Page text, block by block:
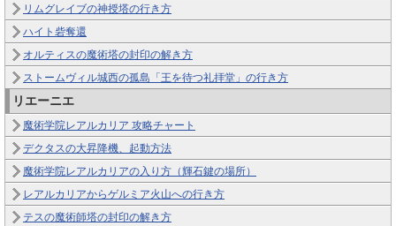
リムグレイブの神授塔の行き方
ハイト砦奪還
オルティスの魔術塔の封印の解き方
ストームヴィル城西の孤島「王を待つ礼拝堂」の行き方
リエーニエ
魔術学院レアルカリア 攻略チャート
デクタスの大昇降機、起動方法
魔術学院レアルカリアの入り方（輝石鍵の場所）
レアルカリアからゲルミア火山への行き方
テスの魔術師塔の封印の解き方